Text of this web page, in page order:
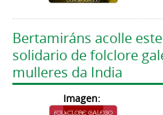
Bertamiráns acolle
solidario de folclore
mulleres da India
Imagen: